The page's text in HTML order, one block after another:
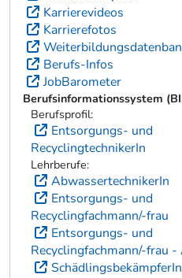
Karrierevideos
Karrierefotos
Berufs-Infos
JobBarometer
Berufsinformationssystem
Berufsprofil:
Entsorgungs- und
RecyclingtechnikerIn
Lehrberufe:
AbwassertechnikerIn
Entsorgungs- und
Recyclingfachmann/-frau
Entsorgungs- und
Recyclingfachmann/-frau
SchädlingsbekämpferIn